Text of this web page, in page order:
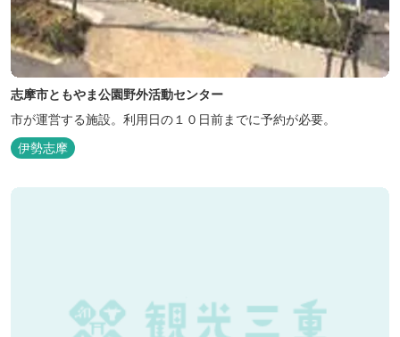
志摩市ともやま公園野外活動センター
市が運営する施設。利用日の１０日前までに予約が必要。
伊勢志摩